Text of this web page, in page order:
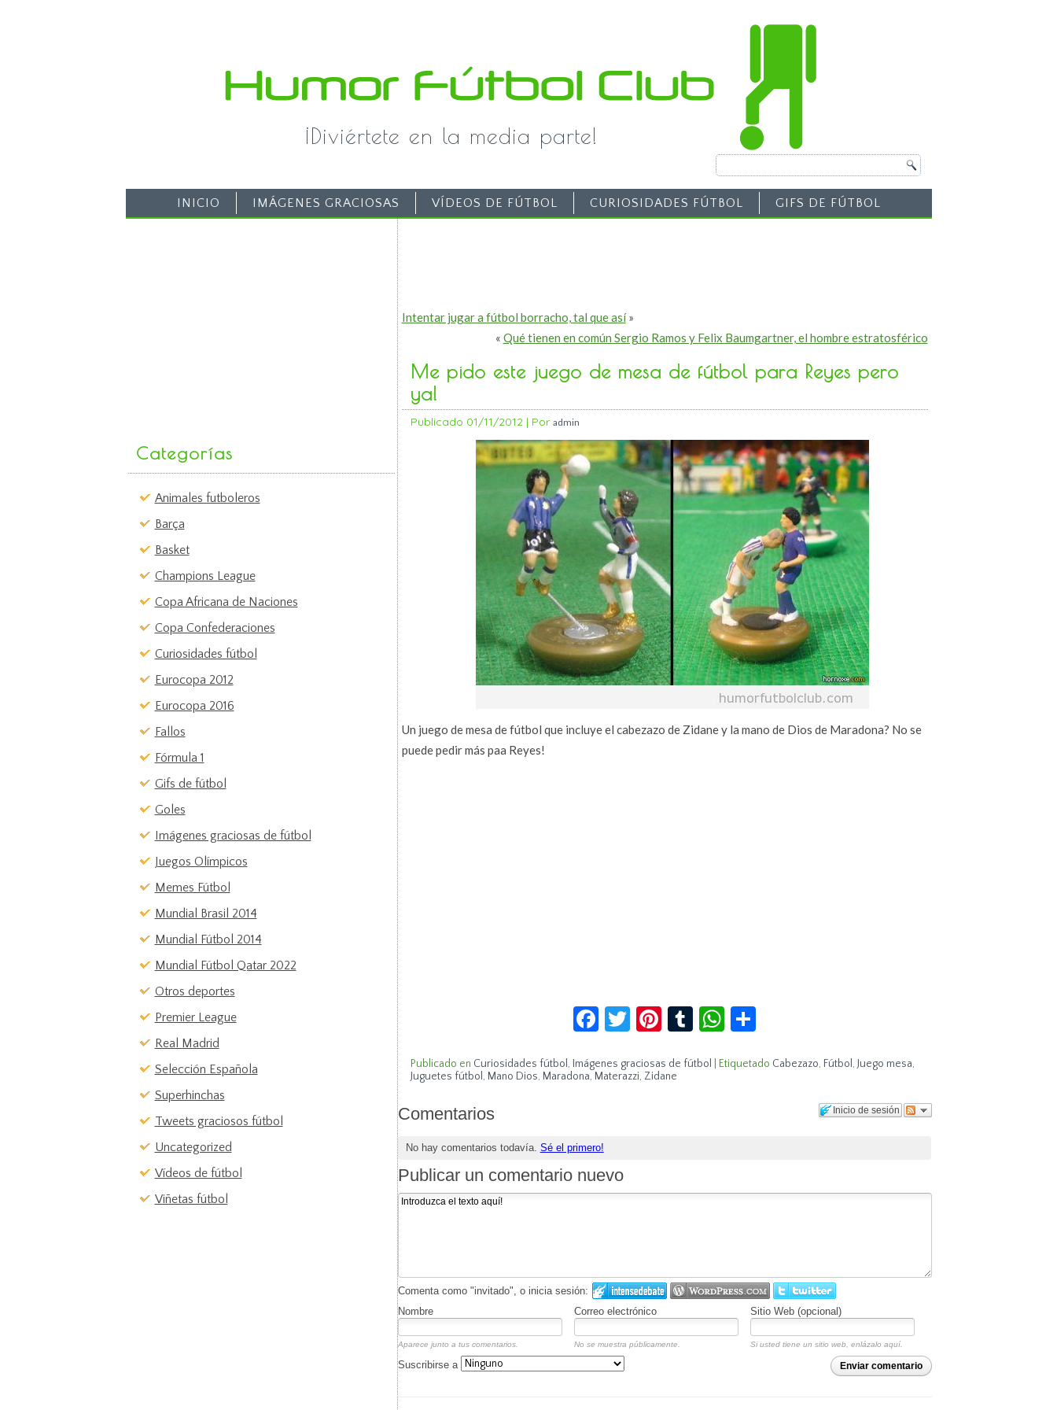
¡Diviértete en la media parte!
INICIO IMÁGENES GRACIOSAS VÍDEOS DE FÚTBOL CURIOSIDADES FÚTBOL GIFS DE FÚTBOL
Categorías
Animales futboleros
Barça
Basket
Champions League
Copa Africana de Naciones
Copa Confederaciones
Curiosidades fútbol
Eurocopa 2012
Eurocopa 2016
Fallos
Fórmula 1
Gifs de fútbol
Goles
Imágenes graciosas de fútbol
Juegos Olímpicos
Memes Fútbol
Mundial Brasil 2014
Mundial Fútbol 2014
Mundial Fútbol Qatar 2022
Otros deportes
Premier League
Real Madrid
Selección Española
Superhinchas
Tweets graciosos fútbol
Uncategorized
Vídeos de fútbol
Viñetas fútbol
Intentar jugar a fútbol borracho, tal que así»
« Qué tienen en común Sergio Ramos y Felix Baumgartner, el hombre estratosférico
Me pido este juego de mesa de fútbol para Reyes pero
ya!
Publicado 01/11/2012| Por admin
Un juego de mesa de fútbol que incluye el cabezazo de Zidane y la mano de Dios de Maradona? No se
puede pedir más paa Reyes!
Facebook
Twitter
Pinterest
TumblrWhatsApp
Publicado en Curiosidades fútbol , Imágenes graciosas de fútbol Etiquetado Cabezazo, Fútbol , Juego mesa,
Juguetes fútbol , Mano Dios, Maradona, Materazzi, Zidane
Inicio de sesión
Comentarios
No hay comentarios todavía. Sé el primero!
Publicar un comentario nuevo
Comenta como "invitado", o inicia sesión:
Nombre
Correo electrónico Sitio Web (opcional)
Aparece junto a tus comentarios. No se muestra públicamente. Si usted tiene un sitio web, enlázalo aquí.
Enviar comentario
Suscribirse a